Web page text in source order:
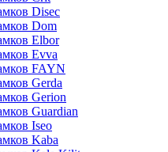
Disec
Dom
Elbor
Evva
FAYN
Gerda
Gerion
Guardian
Iseo
Kaba